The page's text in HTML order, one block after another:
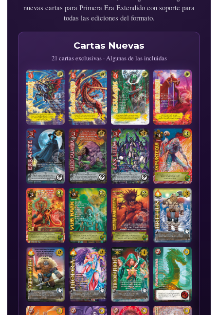
nuevas cartas para Primera Era Extendido con soporte para
todas las ediciones del formato.
Cartas Nuevas
21 cartas exclusivas · Algunas de las incluidas